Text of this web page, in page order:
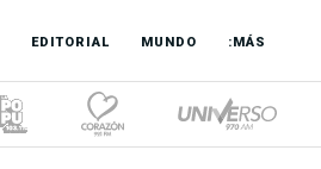
EDITORIAL MUNDO :MÁS